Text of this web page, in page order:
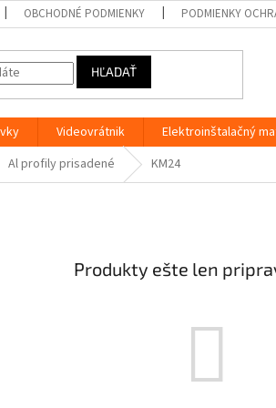
OBCHODNÉ PODMIENKY PODMIENKY
HĽADAŤ
Videovrátnik Elektroinštalačný
Al profily prisadené KM24
Produkty ešte len